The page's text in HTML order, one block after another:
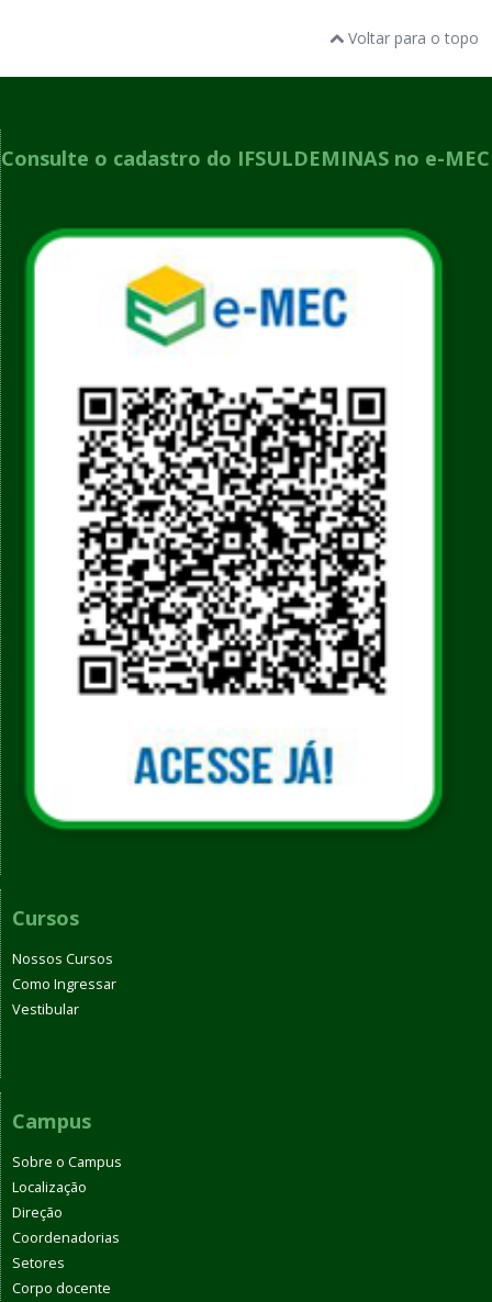
Voltar para o topo
Consulte o cadastro do IFSULDEMINAS no e-MEC
Cursos
Nossos Cursos
Como Ingressar
Vestibular
Campus
Sobre o Campus
Localização
Direção
Coordenadorias
Setores
Corpo docente